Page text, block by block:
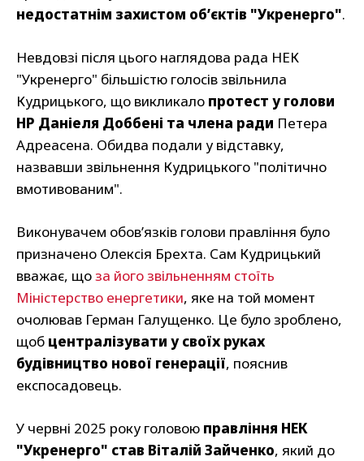
недостатнім захистом об’єктів "Укренерго".
Невдовзі після цього наглядова рада НЕК
"Укренерго" більшістю голосів звільнила
Кудрицького, що викликало протест у голови
НР Даніеля Доббені та члена ради Петера
Адреасена. Обидва подали у відставку,
назвавши звільнення Кудрицького "політично
вмотивованим".
Виконувачем обов’язків голови правління було
призначено Олексія Брехта. Сам Кудрицький
вважає, щоза його звільненням стоїть
Міністерство енергетики, яке на той момент
очолював Герман Галущенко. Це було зроблено,
щоб централізувати у своїх руках
будівництво нової генерації, пояснив
експосадовець.
У червні 2025 року головою правління НЕК
"Укренерго" став Віталій Зайченко, який до